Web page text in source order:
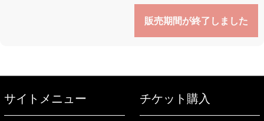
販売期間が終了しました
サイトメニュー チケット購入